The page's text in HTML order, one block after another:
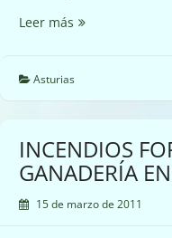
Leer más UNA
SOBRE
EL
LAS
PLANTACIONES
EUCALIPTO
Asturias
INCENDIOS
GANADERÍA
15 de marzo de 2011